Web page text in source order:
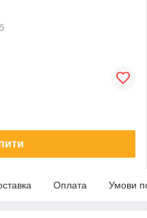
Оплата Умови